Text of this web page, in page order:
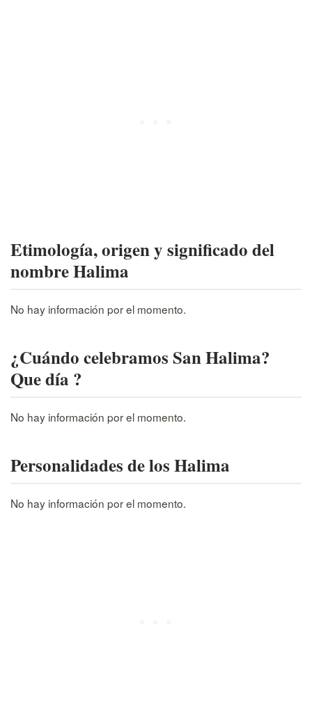
Etimología, origen y significado del
nombre Halima
No hay información por el momento.
¿Cuándo celebramos San Halima?
Que día ?
No hay información por el momento.
Personalidades de los Halima
No hay información por el momento.